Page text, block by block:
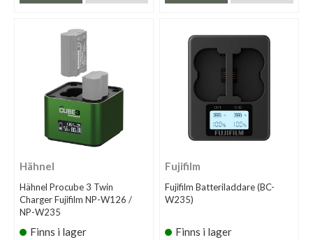
Hähnel
Hähnel Procube 3 Twin
Charger Fujifilm NP-W126 /
NP-W235
Finns i lager
Fujifilm
Fujifilm Batteriladdare (BC-
W235)
Finns i lager